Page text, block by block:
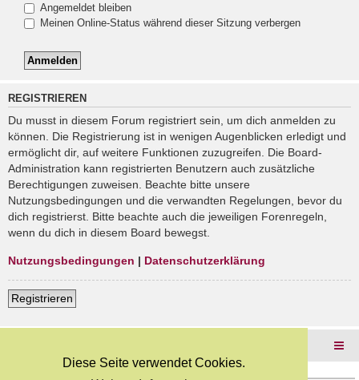
Diese Seite verwendet Cookies.
Angemeldet bleiben
Meinen Online-Status während dieser Sitzung verbergen
REGISTRIEREN
Du musst in diesem Forum registriert sein, um dich anmelden zu
können. Die Registrierung ist in wenigen Augenblicken erledigt und
ermöglicht dir, auf weitere Funktionen zuzugreifen. Die Board-
Administration kann registrierten Benutzern auch zusätzliche
Berechtigungen zuweisen. Beachte bitte unsere
Nutzungsbedingungen und die verwandten Regelungen, bevor du
dich registrierst. Bitte beachte auch die jeweiligen Forenregeln,
wenn du dich in diesem Board bewegst.
Nutzungsbedingungen | Datenschutzerklärung
Registrieren